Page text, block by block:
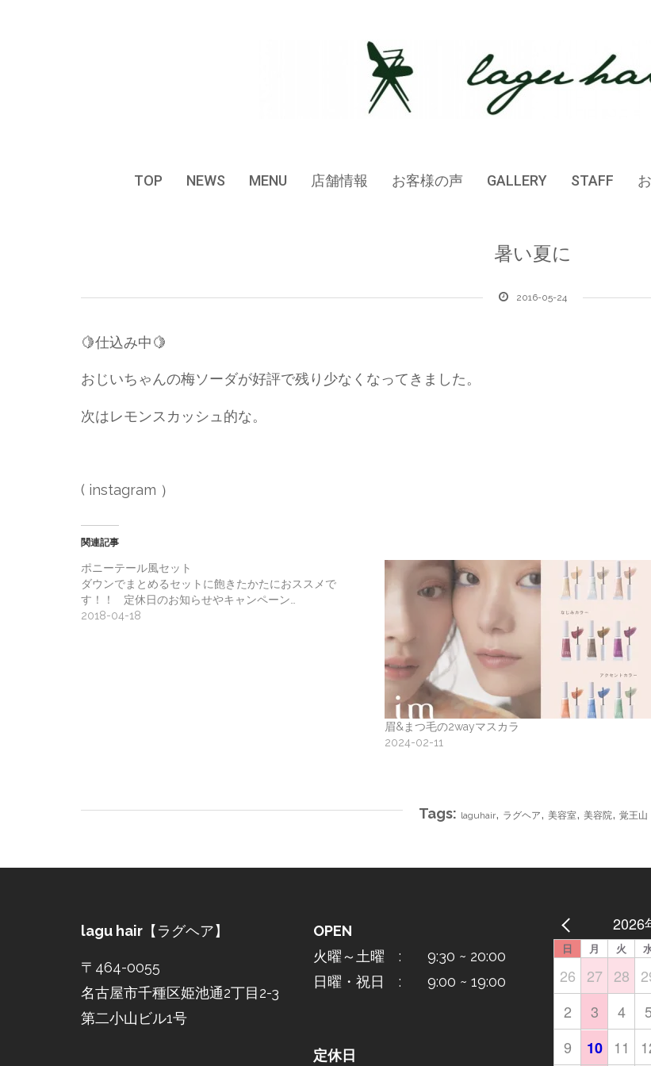
TOP NEWS MENU 店舗情報 お客様の声 GALLERY STAFF
暑い夏に
2016-05-24
🍋仕込み中🍋
おじいちゃんの梅ソーダが好評で残り少なくなってきました。
次はレモンスカッシュ的な。
( instagram ）
関連記事
ポニーテール風セット
ダウンでまとめるセットに飽きたかたにおススメで
す‍！！ 定休日のお知らせやキャンペーン…
2018-04-18
眉&まつ毛の2wayマスカラ
2024-02-11
Tags: laguhair, ラグヘア, 美容室, 美容院, 覚王山
lagu hair 【ラグヘア】
〒464-0055
名古屋市千種区姫池通2丁目2-3
第二小山ビル1号
OPEN
火曜～土曜 : 9:30 ~ 20:00
日曜・祝日 : 9:00 ~ 19:00
定休日
2026
日 月 火
26 27 28
2
3 4 5
9
10 11